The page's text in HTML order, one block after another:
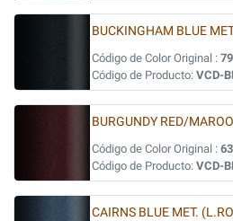
BUCKINGHAM BLUE
Código de Color Original :
Código de Producto: VCD-
BURGUNDY RED/
Código de Color Original :
Código de Producto: VCD-
CAIRNS BLUE MET.